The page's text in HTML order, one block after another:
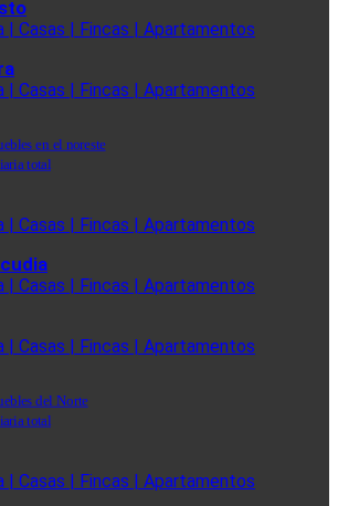
| Casas | Fincas | Apartamentos
| Casas | Fincas | Apartamentos
en el noreste
total
| Casas | Fincas | Apartamentos
| Casas | Fincas | Apartamentos
| Casas | Fincas | Apartamentos
del Norte
total
| Casas | Fincas | Apartamentos